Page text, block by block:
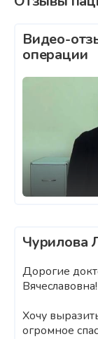
Видео-
операции
Чурилова
Дорогие
Вячеславовна!
Хочу
огромное